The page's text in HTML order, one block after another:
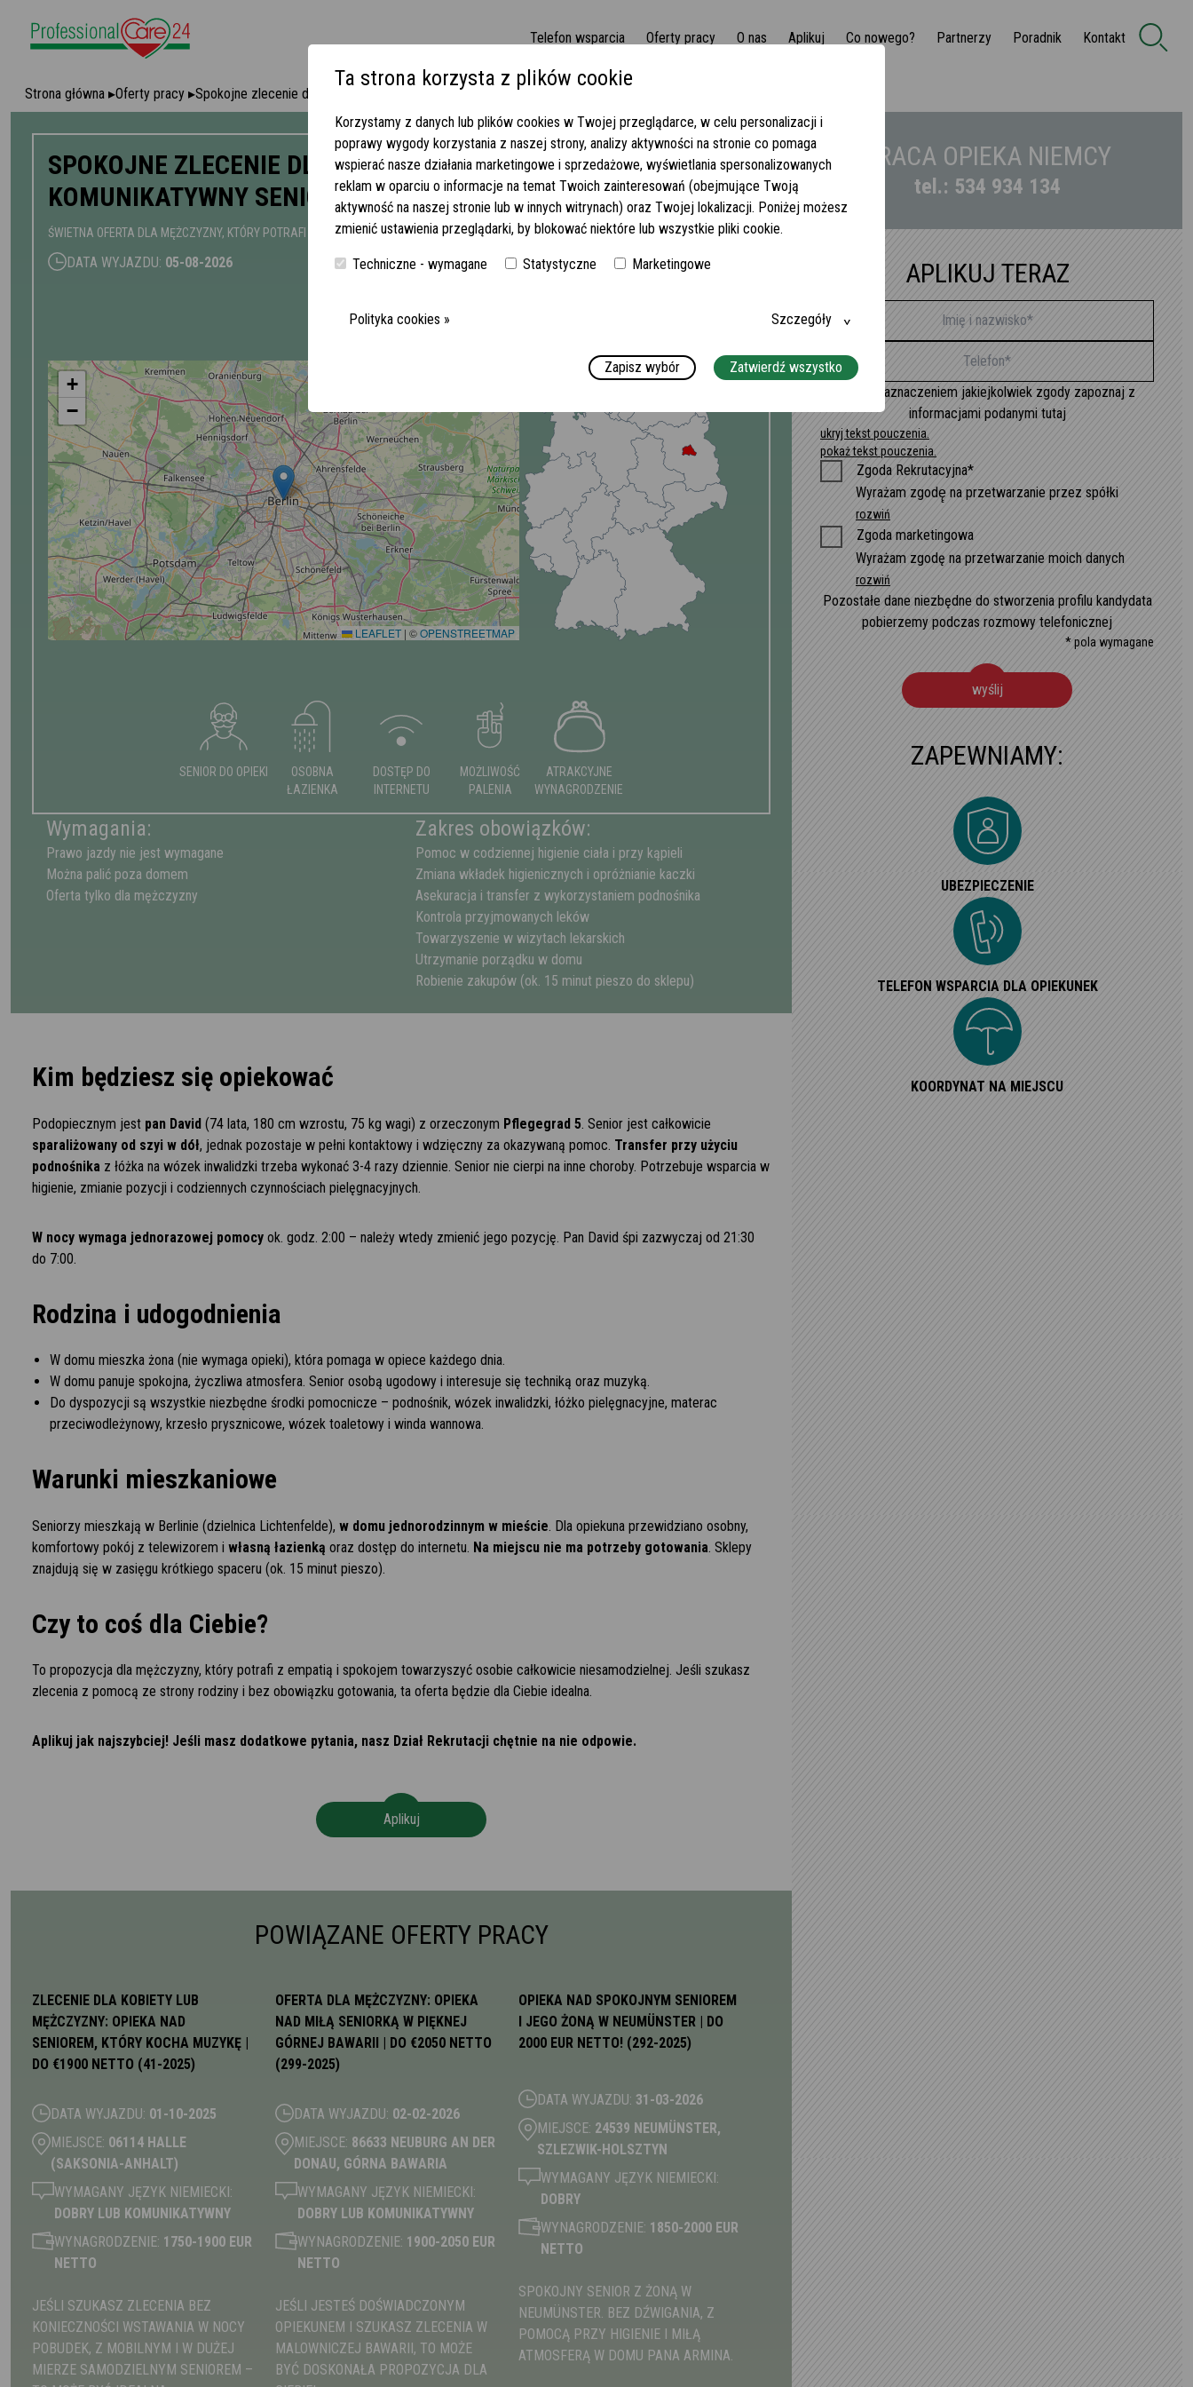
Telefon wsparcia Oferty pracy O nas Aplikuj Co nowego? Partnerzy Poradnik Kontakt
Strona główna ▸Oferty pracy ▸Spokojne zlecenie dla mężczyzny - Berlin! Komunikatywny senior | 1950 euro netto! (316-2025)
SPOKOJNE ZLECENIE DLA MĘŻCZYZNY - BERLIN!
KOMUNIKATYWNY SENIOR | 1950 EURO NETTO! (316-2025)
ŚWIETNA OFERTA DLA MĘŻCZYZNY, KTÓRY POTRAFI Z EMPATIĄ I SPOKOJEM TOWARZYSZYĆ OSOBIE CAŁKOWICIE NIESAMODZIELNEJ!
DATA WYJAZDU: 05-08-2026 MIEJSCE: 12207 BERLIN (LICHTENFELDE)
+
−
LEAFLET | ©OPENSTREETMAP
SENIOR DO OPIEKI
OSOBNA
ŁAZIENKA
DOSTĘP DO
INTERNETU
MOŻLIWOŚĆ
PALENIA
ATRAKCYJNE
WYNAGRODZENIE
Wymagania:
Prawo jazdy nie jest wymagane
Można palić poza domem
Oferta tylko dla mężczyzny
Zakres obowiązków:
Pomoc w codziennej higienie ciała i przy kąpieli
Zmiana wkładek higienicznych i opróżnianie kaczki
Asekuracja i transfer z wykorzystaniem podnośnika
Kontrola przyjmowanych leków
Towarzyszenie w wizytach lekarskich
Utrzymanie porządku w domu
Robienie zakupów (ok. 15 minut pieszo do sklepu)
Kim będziesz się opiekować
Podopiecznym jest pan David (74 lata, 180 cm wzrostu, 75 kg wagi) z orzeczonym Pflegegrad 5 . Senior jest całkowicie
sparaliżowany od szyi w dół, jednak pozostaje w pełni kontaktowy i wdzięczny za okazywaną pomoc. Transfer przy użyciu
podnośnika z łóżka na wózek inwalidzki trzeba wykonać 3-4 razy dziennie. Senior nie cierpi na inne choroby. Potrzebuje wsparcia w
higienie, zmianie pozycji i codziennych czynnościach pielęgnacyjnych.
W nocy wymaga jednorazowej pomocy ok. godz. 2:00 – należy wtedy zmienić jego pozycję. Pan David śpi zazwyczaj od 21:30
do 7:00.
Rodzina i udogodnienia
W domu mieszka żona (nie wymaga opieki), która pomaga w opiece każdego dnia.
W domu panuje spokojna, życzliwa atmosfera. Senior osobą ugodowy i interesuje się techniką oraz muzyką.
Do dyspozycji są wszystkie niezbędne środki pomocnicze – podnośnik, wózek inwalidzki, łóżko pielęgnacyjne, materac
przeciwodleżynowy, krzesło prysznicowe, wózek toaletowy i winda wannowa.
Warunki mieszkaniowe
Seniorzy mieszkają w Berlinie (dzielnica Lichtenfelde), w domu jednorodzinnym w mieście . Dla opiekuna przewidziano osobny,
komfortowy pokój z telewizorem i własną łazienką oraz dostęp do internetu. Na miejscu nie ma potrzeby gotowania . Sklepy
znajdują się w zasięgu krótkiego spaceru (ok. 15 minut pieszo).
Czy to coś dla Ciebie?
To propozycja dla mężczyzny, który potrafi z empatią i spokojem towarzyszyć osobie całkowicie niesamodzielnej. Jeśli szukasz
zlecenia z pomocą ze strony rodziny i bez obowiązku gotowania, ta oferta będzie dla Ciebie idealna.
Aplikuj jak najszybciej! Jeśli masz dodatkowe pytania, nasz Dział Rekrutacji chętnie na nie odpowie.
Aplikuj
POWIĄZANE OFERTY PRACY
ZLECENIE DLA KOBIETY LUB
MĘŻCZYZNY: OPIEKA NAD
SENIOREM, KTÓRY KOCHA MUZYKĘ |
DO €1900 NETTO (41-2025)
DATA WYJAZDU: 01-10-2025
MIEJSCE: 06114 HALLE
(SAKSONIA-ANHALT)
WYMAGANY JĘZYK NIEMIECKI:
DOBRY LUB KOMUNIKATYWNY
WYNAGRODZENIE: 1750-1900 EUR
NETTO
JEŚLI SZUKASZ ZLECENIA BEZ
KONIECZNOŚCI WSTAWANIA W NOCY
POBUDEK, Z MOBILNYM I W DUŻEJ
MIERZE SAMODZIELNYM SENIOREM –
OFERTA DLA MĘŻCZYZNY: OPIEKA
NAD MIŁĄ SENIORKĄ W PIĘKNEJ
GÓRNEJ BAWARII | DO €2050 NETTO
(299-2025)
DATA WYJAZDU: 02-02-2026
MIEJSCE: 86633 NEUBURG AN DER
DONAU, GÓRNA BAWARIA
WYMAGANY JĘZYK NIEMIECKI:
DOBRY LUB KOMUNIKATYWNY
WYNAGRODZENIE: 1900-2050 EUR
NETTO
JEŚLI JESTEŚ DOŚWIADCZONYM
OPIEKUNEM I SZUKASZ ZLECENIA W
MALOWNICZEJ BAWARII, TO MOŻE
BYĆ DOSKONAŁA PROPOZYCJA DLA
OPIEKA NAD SPOKOJNYM SENIOREM
I JEGO ŻONĄ W NEUMÜNSTER | DO
2000 EUR NETTO! (292-2025)
DATA WYJAZDU: 31-03-2026
MIEJSCE: 24539 NEUMÜNSTER,
SZLEZWIK-HOLSZTYN
WYMAGANY JĘZYK NIEMIECKI:
DOBRY
WYNAGRODZENIE: 1850-2000 EUR
NETTO
SPOKOJNY SENIOR Z ŻONĄ W
NEUMÜNSTER. BEZ DŹWIGANIA, Z
POMOCĄ PRZY HIGIENIE I MIŁĄ
ATMOSFERĄ W DOMU PANA ARMINA.
PRACA OPIEKA NIEMCY
tel.: 534 934 134
APLIKUJ TERAZ
Przed zaznaczeniem jakiejkolwiek zgody zapoznaj z
informacjami podanymi tutaj
ukryj tekst pouczenia.
pokaż tekst pouczenia.
Zgoda Rekrutacyjna*
Wyrażam zgodę̨ na przetwarzanie przez spółki
rozwiń
Zgoda marketingowa
Wyrażam zgodę na przetwarzanie moich danych
rozwiń
Pozostałe dane niezbędne do stworzenia profilu kandydata
pobierzemy podczas rozmowy telefonicznej
* pola wymagane
wyślij
ZAPEWNIAMY:
UBEZPIECZENIE
TELEFON WSPARCIA DLA OPIEKUNEK
KOORDYNAT NA MIEJSCU
Ta strona korzysta z plików cookie
Korzystamy z danych lub plików cookies w Twojej przeglądarce, w celu personalizacji i
poprawy wygody korzystania z naszej strony, analizy aktywności na stronie co pomaga
wspierać nasze działania marketingowe i sprzedażowe, wyświetlania spersonalizowanych
reklam w oparciu o informacje na temat Twoich zainteresowań (obejmujące Twoją
aktywność na naszej stronie lub w innych witrynach) oraz Twojej lokalizacji. Poniżej możesz
zmienić ustawienia przeglądarki, by blokować niektóre lub wszystkie pliki cookie.
Techniczne - wymagane Statystyczne Marketingowe
Polityka cookies » Szczegóły
Zapisz wybór Zatwierdź wszystko